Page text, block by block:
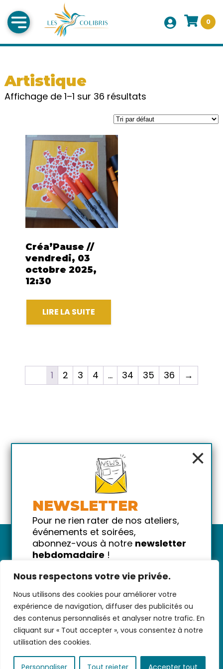
Nous respectons votre vie privée.
Nous utilisons des cookies pour améliorer votre
expérience de navigation, diffuser des publicités ou
des contenus personnalisés et analyser notre trafic. En
cliquant sur « Tout accepter », vous consentez à notre
utilisation des cookies.
Personnaliser Tout rejeter Accepter tout
0
Artistique
Affichage de 1–1 sur 36 résultats
Créa’Pause //
vendredi, 03
octobre 2025,
12:30
LIRE LA SUITE
1 2 3 4 … 34 35 36 →
Nous contacter- CGV/CGU-Données
personnelles-Infos pratiques- FAQ
×
NEWSLETTER
Pour ne rien rater de nos ateliers,
événements et soirées,
abonnez-vous à notre newsletter
hebdomadaire !
!
Votre email